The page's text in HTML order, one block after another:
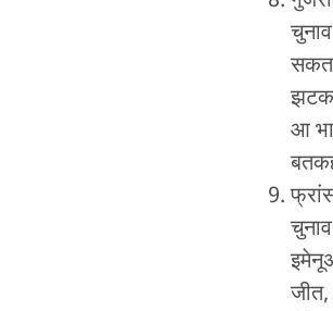
सकत
आ
जीत,